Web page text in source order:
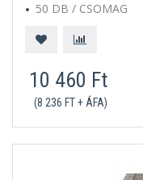
50 DB / CSOMAG
10 460 Ft
(8 236 FT + ÁFA)